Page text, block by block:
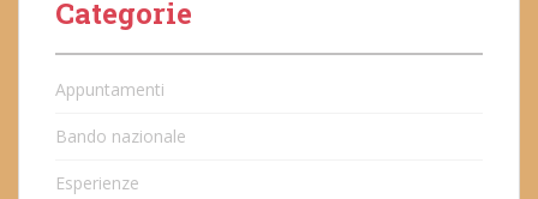
Categorie
Appuntamenti
Bando nazionale
Esperienze